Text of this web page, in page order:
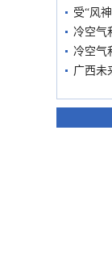
受“风
冷空气
冷空气
广西未